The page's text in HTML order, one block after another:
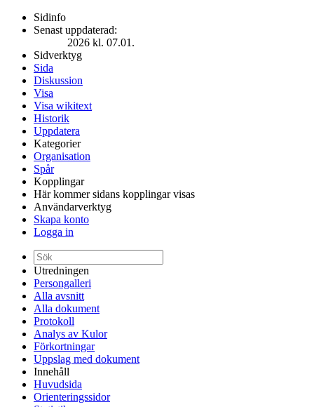
Sidinfo
Senast uppdaterad:
2026 kl. 07.01.
Sidverktyg
Sida
Diskussion
Visa
Visa wikitext
Historik
Uppdatera
Kategorier
Organisation
Spår
Kopplingar
Här kommer sidans kopplingar visas
Användarverktyg
Skapa konto
Logga in
Utredningen
Persongalleri
Alla avsnitt
Alla dokument
Protokoll
Analys av Kulor
Förkortningar
Uppslag med dokument
Innehåll
Huvudsida
Orienteringssidor